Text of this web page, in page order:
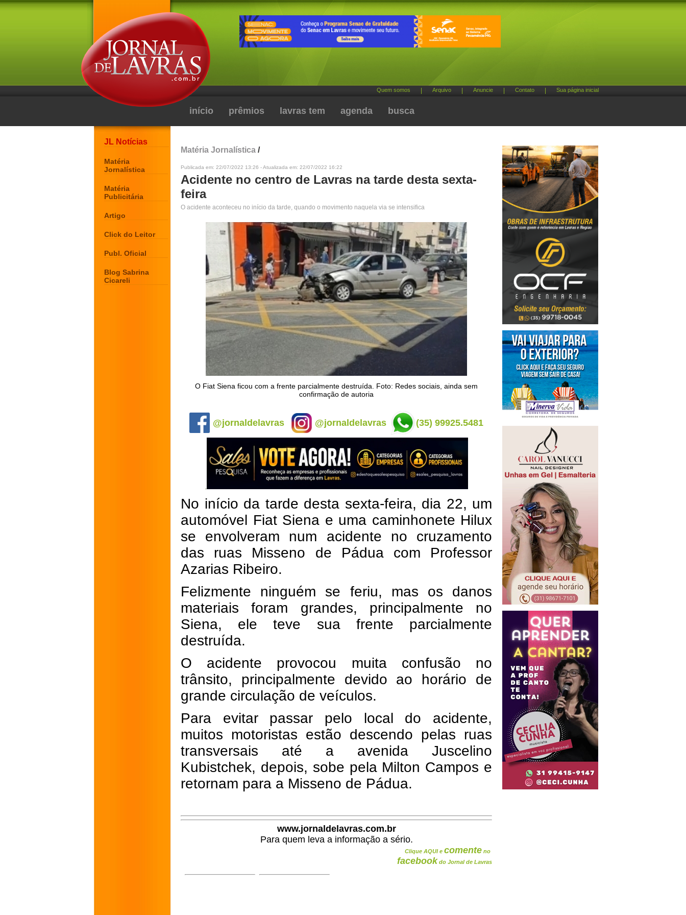
Quem somos Arquivo Anuncie Contato Sua página inicial
início prêmios lavras tem agenda busca
JL Notícias
Matéria
Jornalística
Matéria
Publicitária
Artigo
Click do Leitor
Publ. Oficial
Blog Sabrina
Cicareli
Matéria Jornalística /
Publicada em: 22/07/2022 13:26 - Atualizada em: 22/07/2022 16:22
Acidente no centro de Lavras na tarde desta sexta-
feira
O acidente aconteceu no início da tarde, quando o movimento naquela via se intensifica
O Fiat Siena ficou com a frente parcialmente destruída. Foto: Redes sociais, ainda sem
confirmação de autoria
@jornaldelavras @jornaldelavras (35) 99925.5481
No início da tarde desta sexta-feira, dia 22, um
automóvel Fiat Siena e uma caminhonete Hilux
se envolveram num acidente no cruzamento
das ruas Misseno de Pádua com Professor
Azarias Ribeiro.
Felizmente ninguém se feriu, mas os danos
materiais foram grandes, principalmente no
Siena, ele teve sua frente parcialmente
destruída.
O acidente provocou muita confusão no
trânsito, principalmente devido ao horário de
grande circulação de veículos.
Para evitar passar pelo local do acidente,
muitos motoristas estão descendo pelas ruas
transversais até a avenida Juscelino
Kubistchek, depois, sobe pela Milton Campos e
retornam para a Misseno de Pádua.
www.jornaldelavras.com.br
Para quem leva a informação a sério.
Clique AQUI e comente no
facebook do Jornal de Lavras